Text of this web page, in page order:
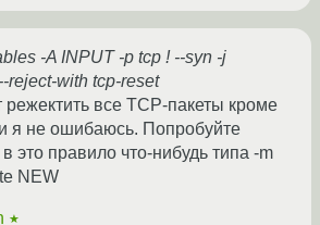
-A INPUT -p tcp ! --syn -j
reject-with tcp-reset
режектить все TCP-пакеты кроме
я не ошибаюсь. Попробуйте
это правило что-нибудь типа -m
NEW
★